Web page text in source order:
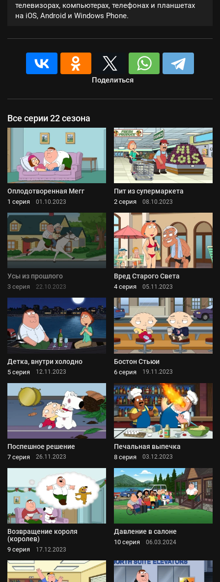
телевизорах, компьютерах, телефонах и планшетах
на iOS, Android и Windows Phone.
Поделиться
Все серии 22 сезона
Оплодотворенная Мегг
1 серия 01.10.2023
Пит из супермаркета
2 серия 08.10.2023
Усы из прошлого
3 серия 22.10.2023
Вред Старого Света
4 серия 05.11.2023
Детка, внутри холодно
5 серия 12.11.2023
Бостон Стьюи
6 серия 19.11.2023
Поспешное решение
7 серия 26.11.2023
Печальная выпечка
8 серия 03.12.2023
Возвращение короля
(королев)
9 серия 17.12.2023
Давление в салоне
10 серия 06.03.2024